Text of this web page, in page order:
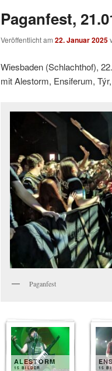
Paganfest,
Veröffentlicht am 22. Januar 2025
Wiesbaden (Schlachthof),
mit Alestorm, Ensiferum,
Paganfest
ALESTORM
15 BILDER 15